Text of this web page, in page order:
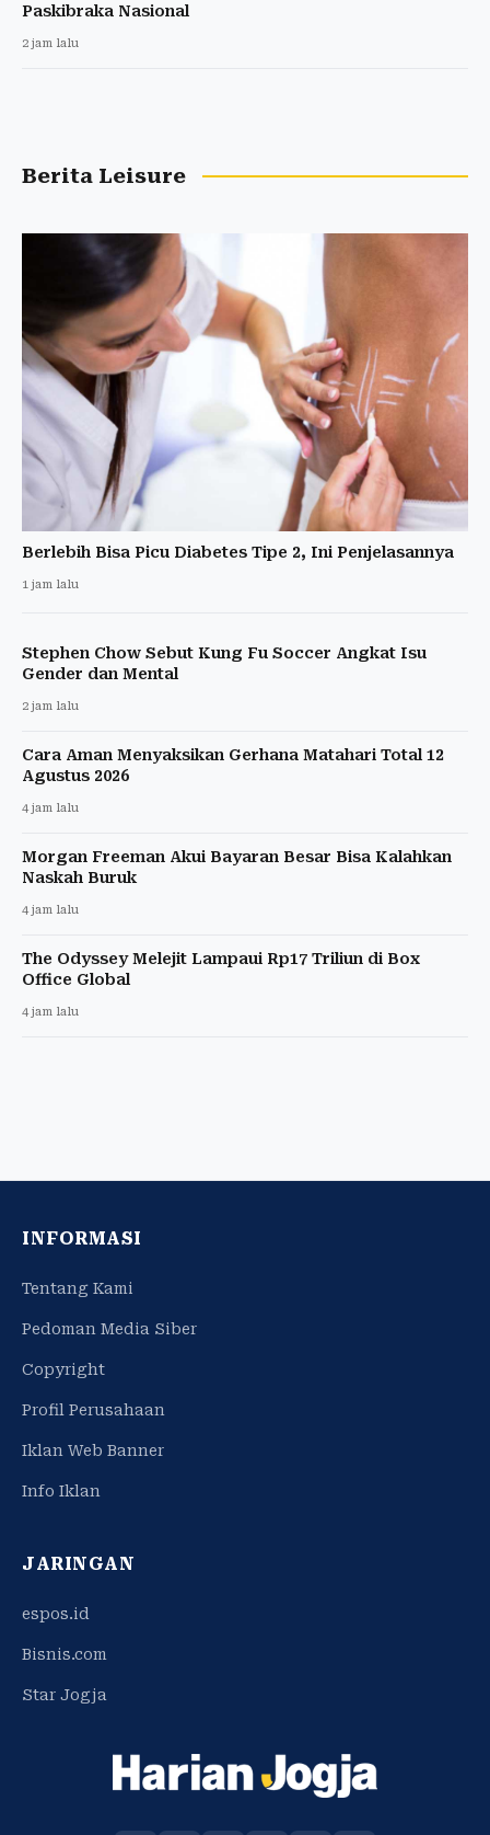
Paskibraka Nasional
2 jam lalu
Berita Leisure
Berlebih Bisa Picu Diabetes Tipe 2, Ini Penjelasannya
1 jam lalu
Stephen Chow Sebut Kung Fu Soccer Angkat Isu
Gender dan Mental
2 jam lalu
Cara Aman Menyaksikan Gerhana Matahari Total 12
Agustus 2026
4 jam lalu
Morgan Freeman Akui Bayaran Besar Bisa Kalahkan
Naskah Buruk
4 jam lalu
The Odyssey Melejit Lampaui Rp17 Triliun di Box
Office Global
4 jam lalu
INFORMASI
Tentang Kami
Pedoman Media Siber
Copyright
Profil Perusahaan
Iklan Web Banner
Info Iklan
JARINGAN
espos.id
Bisnis.com
Star Jogja